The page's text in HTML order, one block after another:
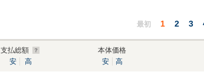
最初 1 2 3
支払総額
安
高
本体価格
安
高